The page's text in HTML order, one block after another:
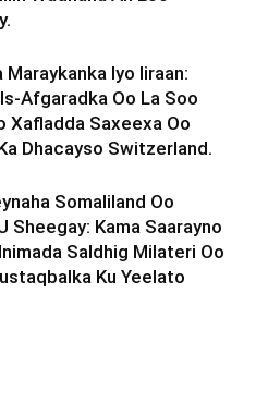
Maraykanka Iyo Iiraan:
Afgaradka Oo La Soo
Xafladda Saxeexa Oo
Dhacayso Switzerland.
Somaliland Oo
Sheegay: Kama Saarayno
Saldhig Milateri Oo
Ku Yeelato